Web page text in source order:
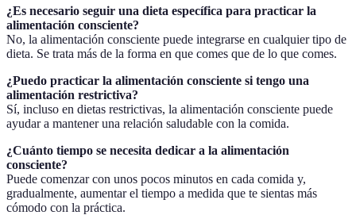
¿Es necesario seguir una dieta específica para practicar la
alimentación consciente?
No, la alimentación consciente puede integrarse en cualquier tipo de
dieta. Se trata más de la forma en que comes que de lo que comes.
¿Puedo practicar la alimentación consciente si tengo una
alimentación restrictiva?
Sí, incluso en dietas restrictivas, la alimentación consciente puede
ayudar a mantener una relación saludable con la comida.
¿Cuánto tiempo se necesita dedicar a la alimentación
consciente?
Puede comenzar con unos pocos minutos en cada comida y,
gradualmente, aumentar el tiempo a medida que te sientas más
cómodo con la práctica.